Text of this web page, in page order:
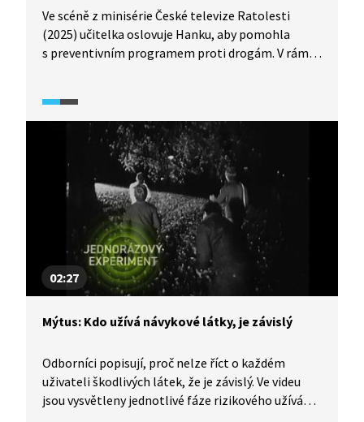
Ve scéně z minisérie České televize Ratolesti
(2025) učitelka oslovuje Hanku, aby pomohla
s preventivním programem proti drogám. V rámci
než dvě třetiny třídy něco berou (od cigaret
a alkoholu až po THC, „emko“ či léky na deprese).
Učitelka se snaží o důvěru, ale realita je šokující
a ukazují se limity preventivních programů.
02:27
Mýtus: Kdo užívá návykové látky, je závislý
Odborníci popisují, proč nelze říct o každém
uživateli škodlivých látek, že je závislý. Ve videu
jsou vysvětleny jednotlivé fáze rizikového užívání